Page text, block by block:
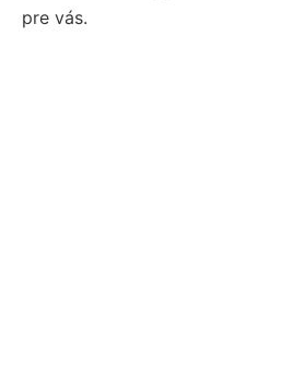
pre vás.